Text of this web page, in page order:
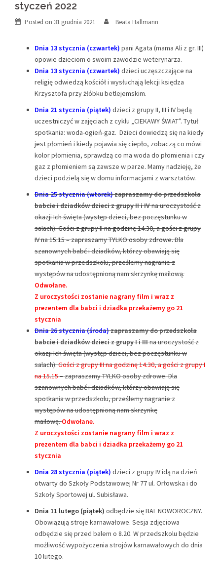
styczeń 2022
Posted on 31 grudnia 2021 Beata Hallmann
Dnia 13 stycznia (czwartek) pani Agata (mama Ali z gr. III)
opowie dzieciom o swoim zawodzie weterynarza.
Dnia 13 stycznia (czwartek) dzieci uczęszczające na
religię odwiedzą kościół i wysłuchają lekcji księdza
Krzysztofa przy żłóbku betlejemskim.
Dnia 21 stycznia (piątek) dzieci z grupy II, III i IV będą
uczestniczyć w zajęciach z cyklu „CIEKAWY ŚWIAT”. Tytuł
spotkania: woda-ogień-gaz. Dzieci dowiedzą się na kiedy
jest płomień i kiedy pojawia się ciepło, zobaczą co mówi
kolor płomienia, sprawdzą co ma woda do płomienia i czy
gaz z płomieniem są zawsze w parze. Mamy nadzieję, że
dzieci podzielą się w domu informacjami z warsztatów.
Dnia 25 stycznia (wtorek)zapraszamy do przedszkola
babcie i dziadków dzieci z grupy II i IVna uroczystość z
okazji Ich święta (występ dzieci, bez poczęstunku w
salach).Gości z grupy II na godzinę 14.30, a gości z grupy
IV na 15.15 – zapraszamy TYLKO osoby zdrowe.Dla
szanownych babć i dziadków, którzy obawiają się
spotkania w przedszkolu, prześlemy nagranie z
występów na udostępnioną nam skrzynkę mailową.
Odwołane.
Z uroczystości zostanie nagrany film i wraz z
prezentem dla babci i dziadka przekażemy go 21
stycznia
Dnia 26 stycznia (środa)zapraszamy do przedszkola
babcie i dziadków dzieci z grupy I i IIIna uroczystość z
okazji Ich święta (występ dzieci, bez poczęstunku w
salach).Gości z grupy III na godzinę 14.30, a gości z grupy I
na 15.15– zapraszamy TYLKO osoby zdrowe. Dla
szanownych babć i dziadków, którzy obawiają się
spotkania w przedszkolu, prześlemy nagranie z
występów na udostępnioną nam skrzynkę
mailową.Odwołane.
Z uroczystości zostanie nagrany film i wraz z
prezentem dla babci i dziadka przekażemy go 21
stycznia
Dnia 28 stycznia (piątek) dzieci z grupy IV idą na dzień
otwarty do Szkoły Podstawowej Nr 77 ul. Orłowska i do
Szkoły Sportowej ul. Subisława.
Dnia 11 lutego (piątek) odbędzie się BAL NOWOROCZNY.
Obowiązują stroje karnawałowe. Sesja zdjęciowa
odbędzie się przed balem o 8.20. W przedszkolu będzie
możliwość wypożyczenia strojów karnawałowych do dnia
10 lutego.